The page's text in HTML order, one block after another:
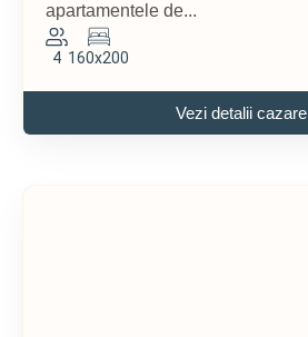
apartamentele de...
4 160x200
Vezi detalii cazare